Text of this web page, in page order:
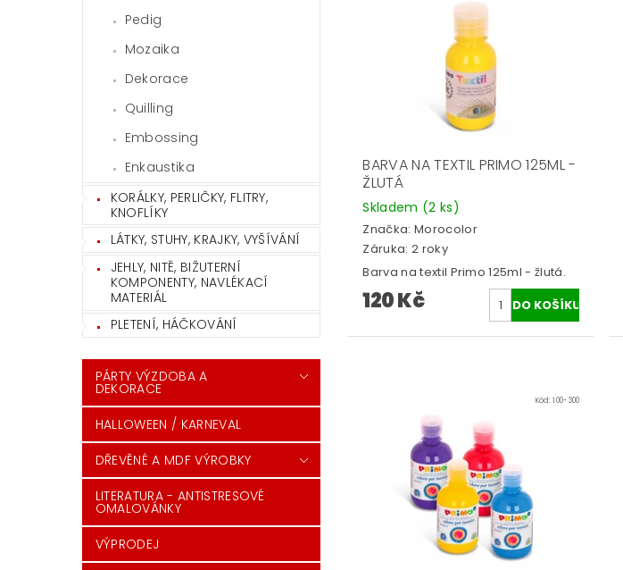
Pedig
Mozaika
Dekorace
Quilling
Embossing
Enkaustika
KORÁLKY, PERLIČKY, FLITRY,
KNOFLÍKY
LÁTKY, STUHY, KRAJKY, VYŠÍVÁNÍ
JEHLY, NITĚ, BIŽUTERNÍ
KOMPONENTY, NAVLÉKACÍ
MATERIÁL
PLETENÍ, HÁČKOVÁNÍ
PÁRTY VÝZDOBA A
DEKORACE
HALLOWEEN / KARNEVAL
DŘEVĚNÉ A MDF VÝROBKY
LITERATURA - ANTISTRESOVÉ
OMALOVÁNKY
VÝPRODEJ
BARVA NA TEXTIL PRIMO 125ML -
ŽLUTÁ
Skladem (2 ks)
Značka: Morocolor
Záruka: 2 roky
Barva na textil Primo 125ml - žlutá.
120 Kč
Kód:100-300